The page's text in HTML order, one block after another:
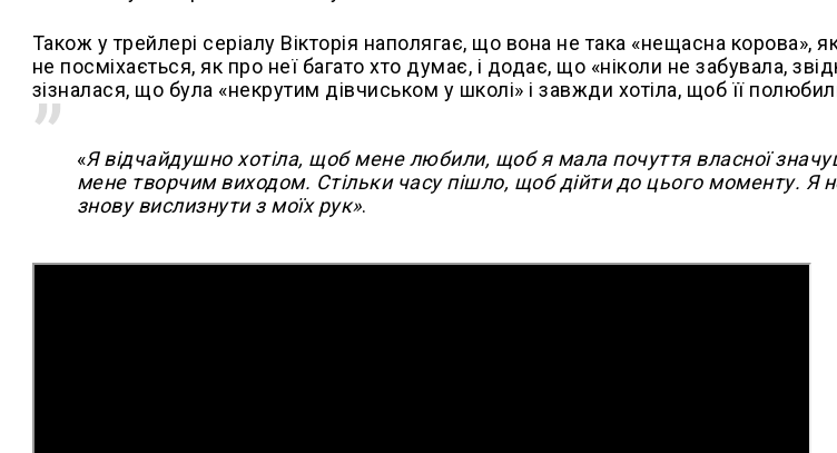
Також у трейлері серіалу Вікторія наполягає, що вона не така «нещасна корова»,
не посміхається, як про неї багато хто думає, і додає, що «ніколи не забувала,
зізналася, що була «некрутим дівчиськом у школі» і завжди хотіла, щоб її
«Я відчайдушно хотіла, щоб мене любили, щоб я мала почуття власної
мене творчим виходом. Стільки часу пішло, щоб дійти до цього моменту. Я
знову вислизнути з моїх рук».